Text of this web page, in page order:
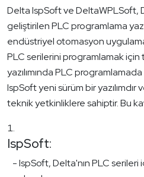
Delta IspSoft ve DeltaWPLSoft,
geliştirilen PLC programlama
endüstriyel otomasyon
PLC serilerini programlamak için
yazılımında PLC
IspSoft yeni sürüm bir
teknik yetkinliklere sahiptir. Bu
IspSoft:
- IspSoft, Delta'nın PLC serileri